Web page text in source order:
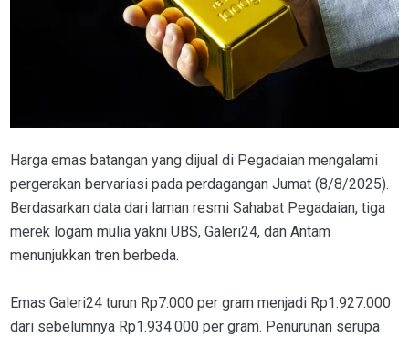
Harga emas batangan yang dijual di Pegadaian mengalami
pergerakan bervariasi pada perdagangan Jumat (8/8/2025).
Berdasarkan data dari laman resmi Sahabat Pegadaian, tiga
merek logam mulia yakni UBS, Galeri24, dan Antam
menunjukkan tren berbeda.
Emas Galeri24 turun Rp7.000 per gram menjadi Rp1.927.000
dari sebelumnya Rp1.934.000 per gram. Penurunan serupa